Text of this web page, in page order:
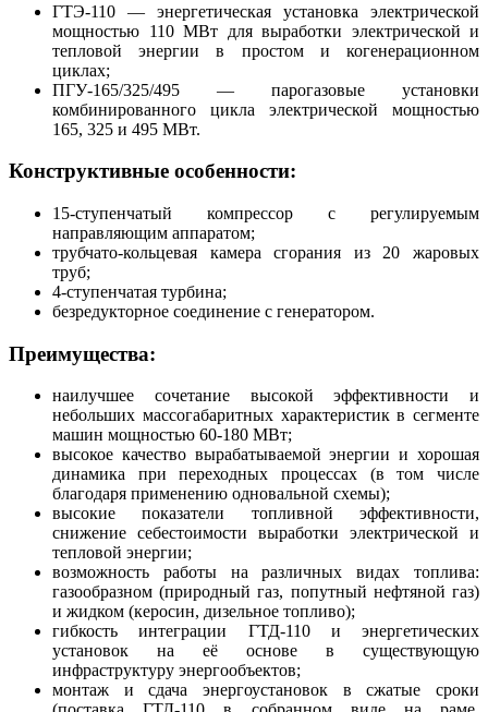
ГТЭ-110 — энергетическая установка электрической
мощностью 110 МВт для выработки электрической и
тепловой энергии в простом и когенерационном
циклах;
ПГУ-165/325/495 — парогазовые установки
комбинированного цикла электрической мощностью
165, 325 и 495 МВт.
Конструктивные особенности:
15-ступенчатый компрессор с регулируемым
направляющим аппаратом;
трубчато-кольцевая камера сгорания из 20 жаровых
труб;
4-ступенчатая турбина;
безредукторное соединение с генератором.
Преимущества:
наилучшее сочетание высокой эффективности и
небольших массогабаритных характеристик в сегменте
машин мощностью 60-180 МВт;
высокое качество вырабатываемой энергии и хорошая
динамика при переходных процессах (в том числе
благодаря применению одновальной схемы);
высокие показатели топливной эффективности,
снижение себестоимости выработки электрической и
тепловой энергии;
возможность работы на различных видах топлива:
газообразном (природный газ, попутный нефтяной газ)
и жидком (керосин, дизельное топливо);
гибкость интеграции ГТД-110 и энергетических
установок на её основе в существующую
инфраструктуру энергообъектов;
монтаж и сдача энергоустановок в сжатые сроки